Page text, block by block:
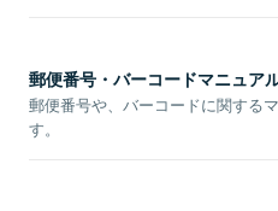
郵便番号・バーコードマニュア
郵便番号や、バーコードに関する
す。